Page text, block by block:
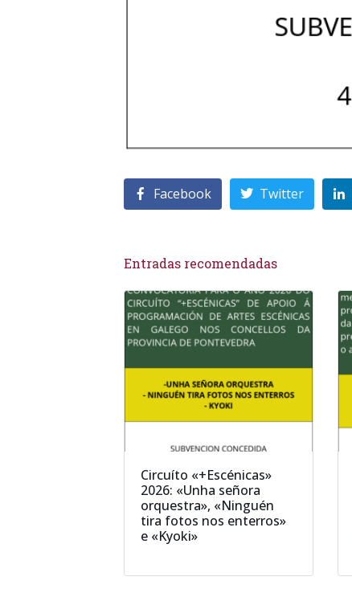
Facebook Twitter
Entradas recomendadas
Circuíto «+Escénicas»
2026: «Unha señora
orquestra», «Ninguén
tira fotos nos enterros»
e «Kyoki»